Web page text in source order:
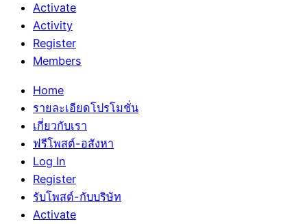
Activate
Activity
Register
Members
Home
รายละเอียดโปรโมชั่น
เกี่ยวกับเรา
ฟรีโพสต์-อสังหา
Log In
Register
รับโพสต์-กับบริษัท
Activate